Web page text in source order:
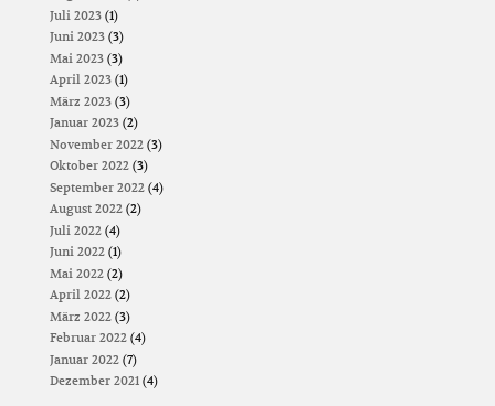
Juli 2023(1)
Juni 2023(3)
Mai 2023(3)
April 2023(1)
März 2023(3)
Januar 2023(2)
November 2022(3)
Oktober 2022(3)
September 2022(4)
August 2022(2)
Juli 2022(4)
Juni 2022(1)
Mai 2022(2)
April 2022(2)
März 2022(3)
Februar 2022(4)
Januar 2022(7)
Dezember 2021(4)